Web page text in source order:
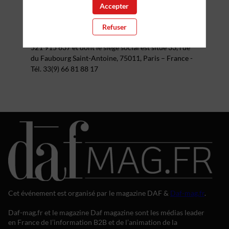
Directeur de la publication :Hervé LENGLART
Infinite Square, immatriculée au Registre
du Commerce des Sociétés de Paris sous le numéro
521 915 637 et dont le siège social est situé 33, rue
du Faubourg Saint-Antoine, 75011, Paris – France -
Tél. 33(9) 66 81 88 17
Cet événement est organisé par le magazine DAF & Daf-mag.fr.
Daf-mag.fr et le magazine Daf magazine sont les médias leader
en France de l’information B2B et de l’animation de la
Accepter
Refuser